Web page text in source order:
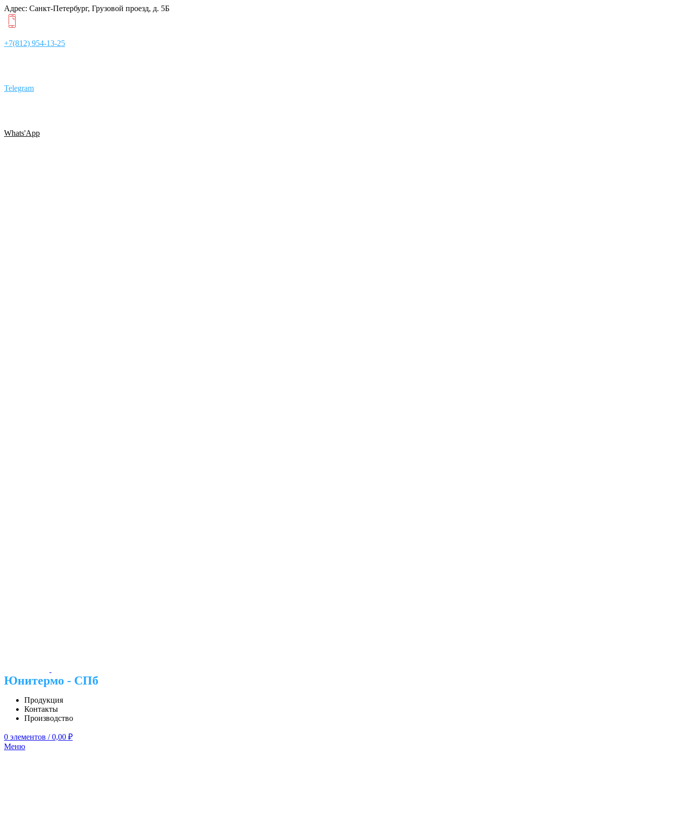
Адрес: Санкт-Петербург, Грузовой проезд, д. 5Б
+7(812) 954-13-25
Telegram
Whats'App
Юнитермо - СПб
Продукция
Контакты
Производство
0 элементов / 0,00 ₽
Меню